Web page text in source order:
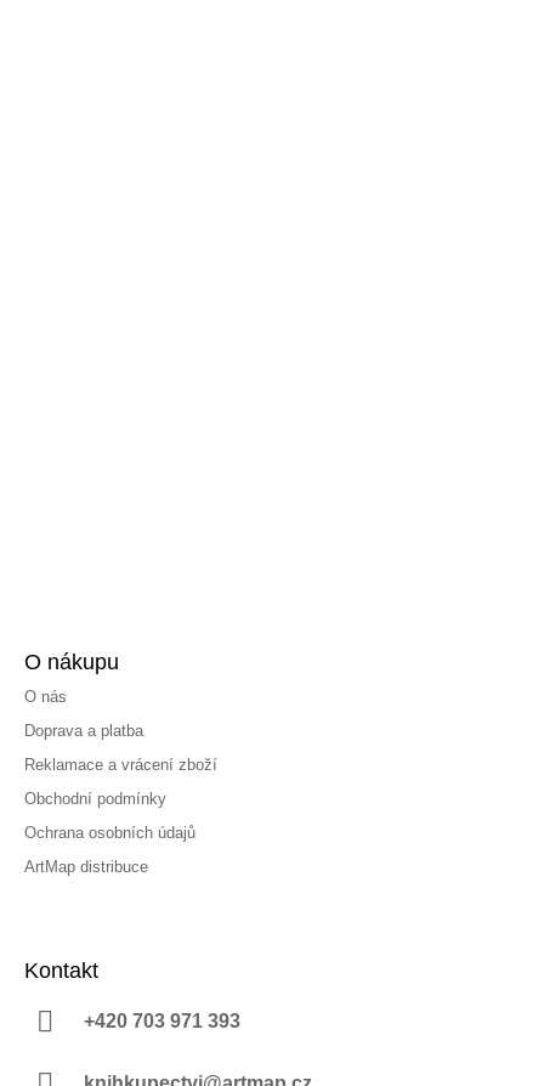
O nákupu
O nás
Doprava a platba
Reklamace a vrácení zboží
Obchodní podmínky
Ochrana osobních údajů
ArtMap distribuce
Kontakt
+420 703 971 393